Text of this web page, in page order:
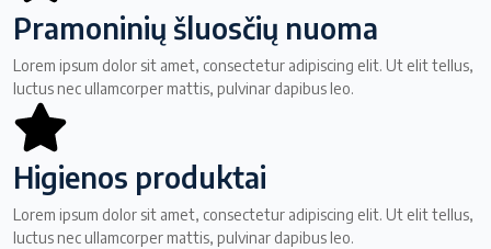
Pramoninių šluosčių nuoma
Lorem ipsum dolor sit amet, consectetur adipiscing elit. Ut elit tellus,
luctus nec ullamcorper mattis, pulvinar dapibus leo.
Higienos produktai
Lorem ipsum dolor sit amet, consectetur adipiscing elit. Ut elit tellus,
luctus nec ullamcorper mattis, pulvinar dapibus leo.